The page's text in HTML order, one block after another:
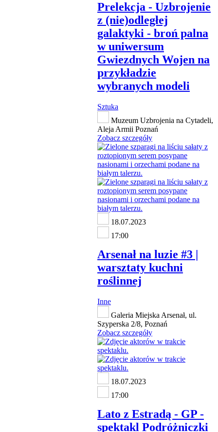
Prelekcja - Uzbrojenie
z (nie)odległej
galaktyki - broń palna
w uniwersum
Gwiezdnych Wojen na
przykładzie
wybranych modeli
Sztuka
Muzeum Uzbrojenia na Cytadeli,
Aleja Armii Poznań
Zobacz szczegóły
18.07.2023
17:00
Arsenał na luzie #3 |
warsztaty kuchni
roślinnej
Inne
Galeria Miejska Arsenał, ul.
Szyperska 2/8, Poznań
Zobacz szczegóły
18.07.2023
17:00
Lato z Estradą - GP -
spektakl Podróżniczki